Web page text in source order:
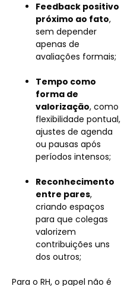
Feedback positivo
próximo ao fato,
sem depender
apenas de
avaliações formais;
Tempo como
forma de
valorização, como
flexibilidade pontual,
ajustes de agenda
ou pausas após
períodos intensos;
Reconhecimento
entre pares,
criando espaços
para que colegas
valorizem
contribuições uns
dos outros;
Para o RH, o papel não é